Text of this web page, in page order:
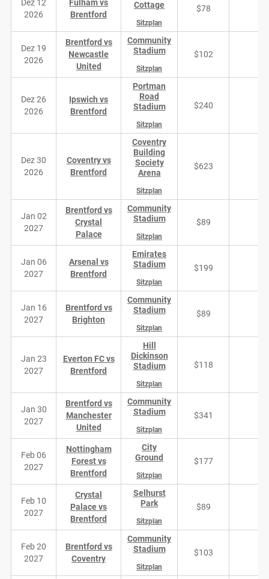
Dez 12
2026
Fulham vs
Brentford
Cottage
Sitzplan
$78
Dez 19
2026
Brentford vs
Newcastle
United
Community
Stadium
Sitzplan
$102
Dez 26
2026
Ipswich vs
Brentford
Portman
Road
Stadium
Sitzplan
$240
Dez 30
2026
Coventry vs
Brentford
Coventry
Building
Society
Arena
Sitzplan
$623
Jan 02
2027
Brentford vs
Crystal
Palace
Community
Stadium
Sitzplan
$89
Jan 06
2027
Arsenal vs
Brentford
Emirates
Stadium
Sitzplan
$199
Jan 16
2027
Brentford vs
Brighton
Community
Stadium
Sitzplan
$89
Jan 23
2027
Everton FC vs
Brentford
Hill
Dickinson
Stadium
Sitzplan
$118
Jan 30
2027
Brentford vs
Manchester
United
Community
Stadium
Sitzplan
$341
Feb 06
2027
Nottingham
Forest vs
Brentford
City
Ground
Sitzplan
$177
Feb 10
2027
Crystal
Palace vs
Brentford
Selhurst
Park
Sitzplan
$89
Feb 20
2027
Brentford vs
Coventry
Community
Stadium
Sitzplan
$103